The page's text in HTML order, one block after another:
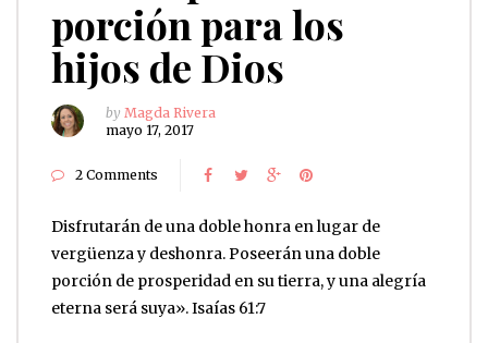
porción para los
hijos de Dios
by Magda Rivera
mayo 17, 2017
2 Comments
Disfrutarán de una doble honra en lugar de
vergüenza y deshonra. Poseerán una doble
porción de prosperidad en su tierra, y una alegría
eterna será suya». Isaías 61:7